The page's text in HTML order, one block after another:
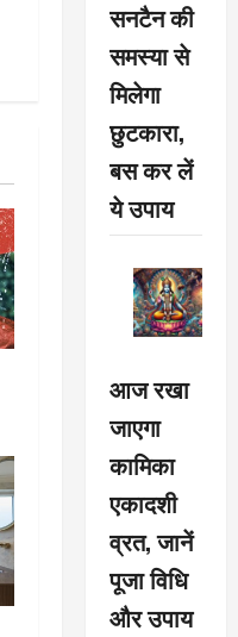
सनटैन की
समस्या से
मिलेगा
छुटकारा,
बस कर लें
ये उपाय
आज रखा
जाएगा
कामिका
एकादशी
व्रत, जानें
पूजा विधि
और उपाय